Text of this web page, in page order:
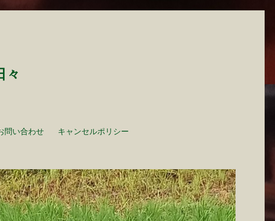
々
問い合わせ キャンセルポリシー